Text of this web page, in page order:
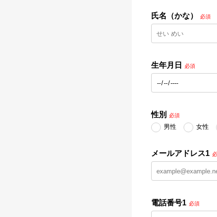
氏名（かな） 必須
生年月日 必須
性別 必須
男性 女性
メールアドレス1
電話番号1 必須